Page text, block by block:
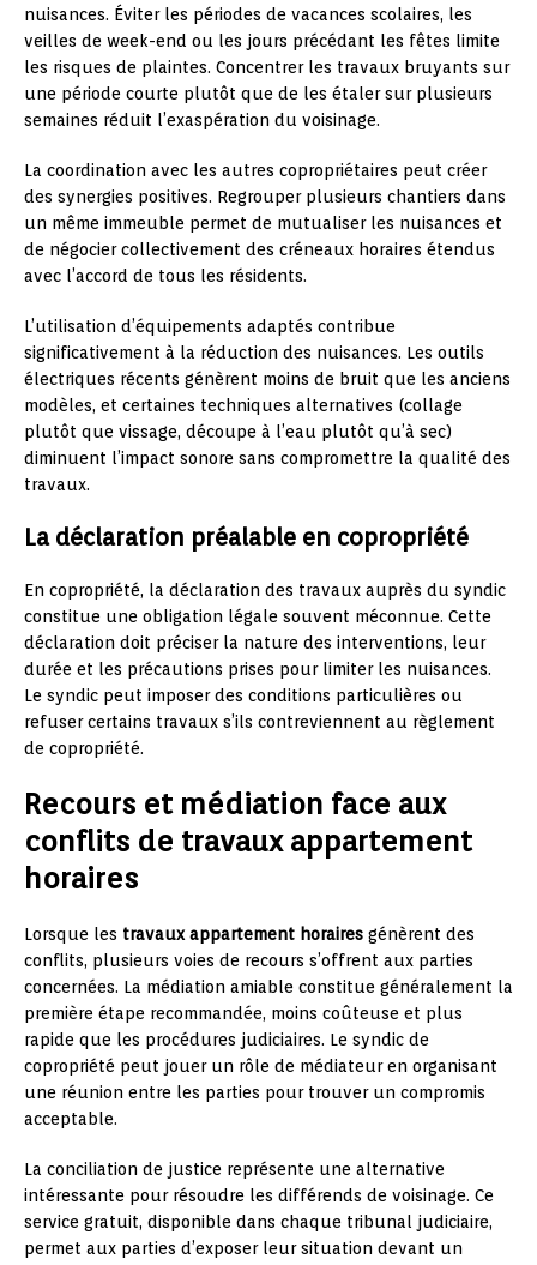
nuisances. Éviter les périodes de vacances scolaires, les
veilles de week-end ou les jours précédant les fêtes limite
les risques de plaintes. Concentrer les travaux bruyants sur
une période courte plutôt que de les étaler sur plusieurs
semaines réduit l’exaspération du voisinage.
La coordination avec les autres copropriétaires peut créer
des synergies positives. Regrouper plusieurs chantiers dans
un même immeuble permet de mutualiser les nuisances et
de négocier collectivement des créneaux horaires étendus
avec l’accord de tous les résidents.
L’utilisation d’équipements adaptés contribue
significativement à la réduction des nuisances. Les outils
électriques récents génèrent moins de bruit que les anciens
modèles, et certaines techniques alternatives (collage
plutôt que vissage, découpe à l’eau plutôt qu’à sec)
diminuent l’impact sonore sans compromettre la qualité des
travaux.
La déclaration préalable en copropriété
En copropriété, la déclaration des travaux auprès du syndic
constitue une obligation légale souvent méconnue. Cette
déclaration doit préciser la nature des interventions, leur
durée et les précautions prises pour limiter les nuisances.
Le syndic peut imposer des conditions particulières ou
refuser certains travaux s’ils contreviennent au règlement
de copropriété.
Recours et médiation face aux
conflits de travaux appartement
horaires
Lorsque les travaux appartement horaires génèrent des
conflits, plusieurs voies de recours s’offrent aux parties
concernées. La médiation amiable constitue généralement la
première étape recommandée, moins coûteuse et plus
rapide que les procédures judiciaires. Le syndic de
copropriété peut jouer un rôle de médiateur en organisant
une réunion entre les parties pour trouver un compromis
acceptable.
La conciliation de justice représente une alternative
intéressante pour résoudre les différends de voisinage. Ce
service gratuit, disponible dans chaque tribunal judiciaire,
permet aux parties d’exposer leur situation devant un